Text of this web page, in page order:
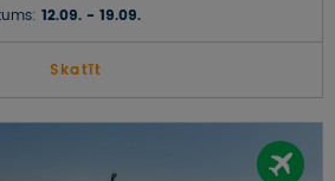
12.09. - 19.09.
Skatīt